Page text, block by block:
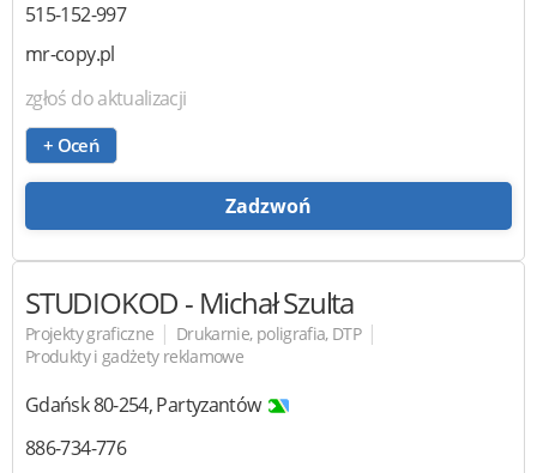
515-152-997
mr-copy.pl
zgłoś do aktualizacji
+ Oceń
Zadzwoń
STUDIOKOD - Michał Szulta
Projekty graficzne | Drukarnie, poligrafia, DTP |
Produkty i gadżety reklamowe
Gdańsk80-254,Partyzantów
886-734-776